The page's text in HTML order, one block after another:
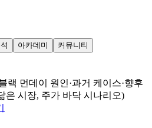
아카데미 커뮤니티
랙 먼데이 원인·과거 케이스·향후
은 시장, 주가 바닥 시나리오)